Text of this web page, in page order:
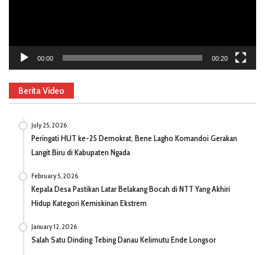
00:00 00:20
Berita Video
July 25, 2026
Peringati HUT ke-25 Demokrat, Bene Lagho Komandoi Gerakan
Langit Biru di Kabupaten Ngada
February 5, 2026
Kepala Desa Pastikan Latar Belakang Bocah di NTT Yang Akhiri
Hidup Kategori Kemiskinan Ekstrem
January 12, 2026
Salah Satu Dinding Tebing Danau Kelimutu Ende Longsor